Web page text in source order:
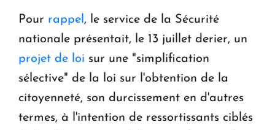
Pour rappel , le service de la Sécurité
nationale présentait, le 13 juillet derier, un
projet de loi sur une "simplification
sélective" de la loi sur l'obtention de la
citoyenneté, son durcissement en d'autres
termes, à l'intention de ressortissants ciblés